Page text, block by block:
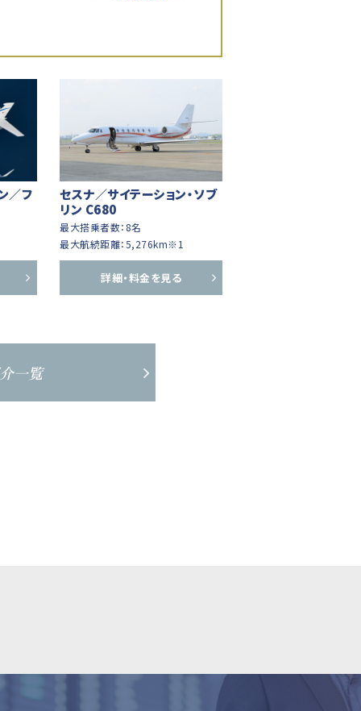
／フ
セスナ／サイテーション・ソブ
リン C680
最大搭乗者数：8名
最大航続距離：5,276km※1
詳細・料金を見る
一覧